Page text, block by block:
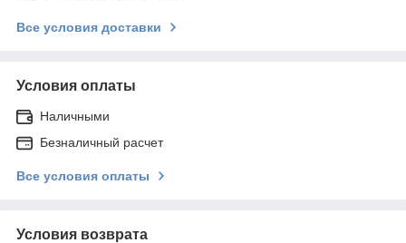
Все условия доставки
Условия оплаты
Наличными
Безналичный расчет
Все условия оплаты
Условия возврата